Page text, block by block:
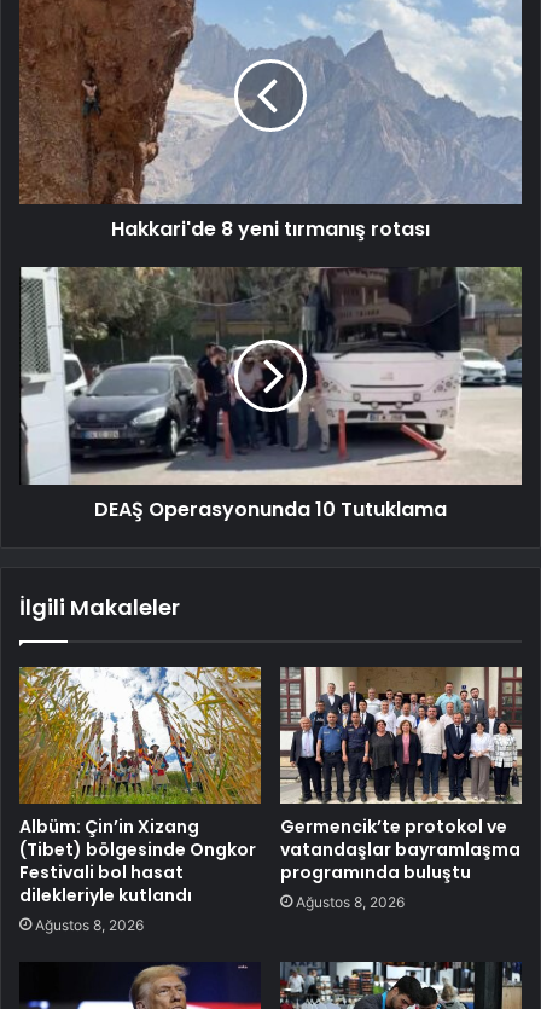
Hakkari'de 8 yeni tırmanış rotası
DEAŞ Operasyonunda 10 Tutuklama
İlgili Makaleler
Albüm: Çin’in Xizang
(Tibet) bölgesinde Ongkor
Festivali bol hasat
dilekleriyle kutlandı
Ağustos 8, 2026
Germencik’te protokol ve
vatandaşlar bayramlaşma
programında buluştu
Ağustos 8, 2026